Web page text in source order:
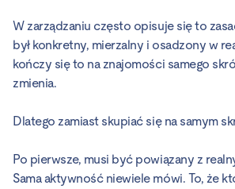
W zarządzaniu często opisuje się to
był konkretny, mierzalny i osadzony w
kończy się to na znajomości samego
zmienia.
Dlatego zamiast skupiać się na samym
Po pierwsze, musi być powiązany z
Sama aktywność niewiele mówi. To, że